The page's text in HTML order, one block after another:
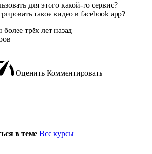
для этого какой-то сервис?
такое видео в facebook app?
более трёх лет назад
Оценить Комментировать
в теме Все курсы